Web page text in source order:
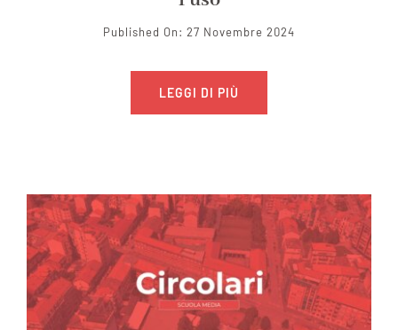
Published On: 27 Novembre 2024
LEGGI DI PIÙ